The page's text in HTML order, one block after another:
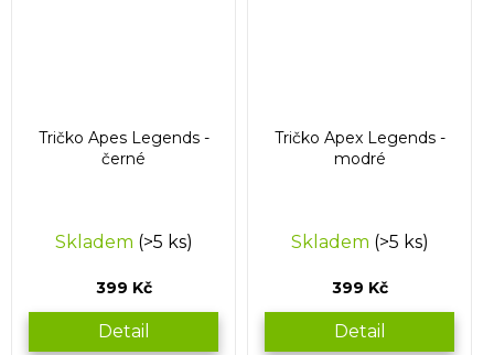
Tričko Apes Legends -
černé
Skladem (>5 ks)
399 Kč
Detail
Tričko Apex Legends -
modré
Skladem (>5 ks)
399 Kč
Detail